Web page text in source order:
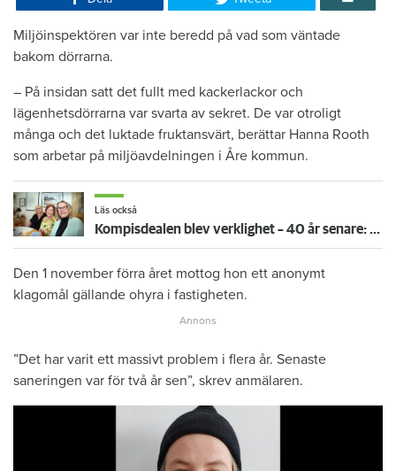
Miljöinspektören var inte beredd på vad som väntade
bakom dörrarna.
– På insidan satt det fullt med kackerlackor och
lägenhetsdörrarna var svarta av sekret. De var otroligt
många och det luktade fruktansvärt, berättar Hanna Rooth
som arbetar på miljöavdelningen i Åre kommun.
Läs också
Kompisdealen blev verklighet – 40 år senare: "Flera fina fördelar med att dela bostad"
Den 1 november förra året mottog hon ett anonymt
klagomål gällande ohyra i fastigheten.
”Det har varit ett massivt problem i flera år. Senaste
saneringen var för två år sen”, skrev anmälaren.